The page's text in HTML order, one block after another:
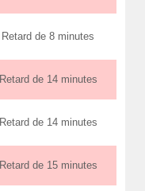
Retard de 8 minutes
Retard de 14 minutes
Retard de 14 minutes
Retard de 15 minutes